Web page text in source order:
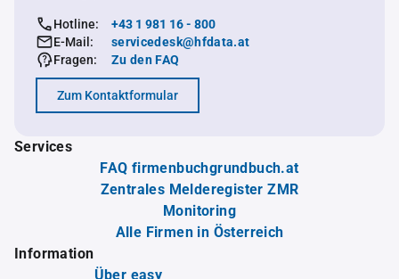
Hotline:
+43 1 981 16 - 800
E-Mail:
servicedesk@hfdata.at
Fragen:
Zu den FAQ
Zum Kontaktformular
Services
FAQ firmenbuchgrundbuch.at
Zentrales Melderegister ZMR
Monitoring
Alle Firmen in Österreich
Information
Über easy